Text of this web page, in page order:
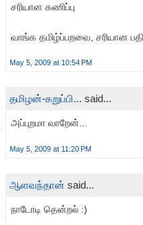
சரியான கணிப்பு
வாங்க தமிழ்ப்பறவை, சரியான
May 5, 2009 at 10:54 PM
தமிழன்-கறுப்பி... said...
அப்புறமா வாறேன்...
May 5, 2009 at 11:20 PM
ஆளவந்தான் said...
நாடோடி தென்றல் :)